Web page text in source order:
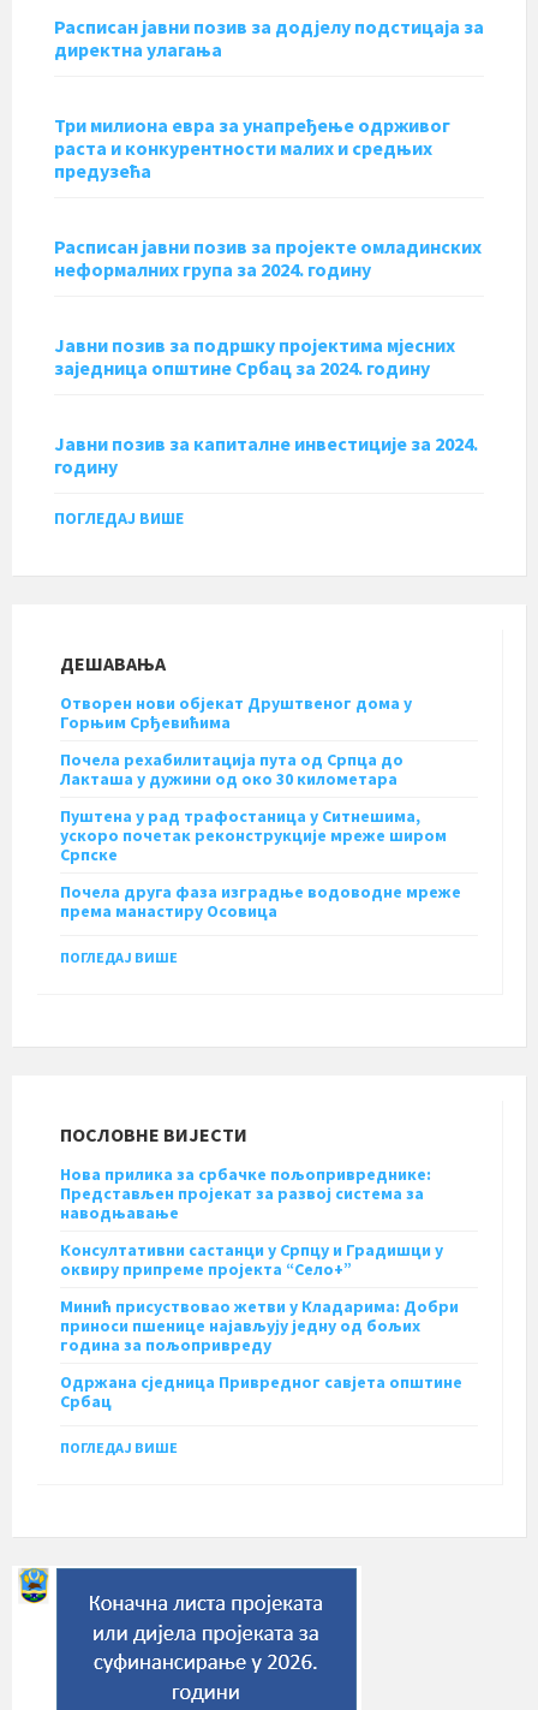
Расписан јавни позив за додјелу подстицаја за
директна улагања
Три милиона евра за унапређење одрживог
раста и конкурентности малих и средњих
предузећа
Расписан јавни позив за пројекте омладинских
неформалних група за 2024. годину
Јавни позив за подршку пројектима мјесних
заједница општине Србац за 2024. годину
Јавни позив за капиталне инвестиције за 2024.
годину
ПОГЛЕДАЈ ВИШЕ
ДЕШАВАЊА
Отворен нови објекат Друштвеног дома у
Горњим Срђевићима
Почела рехабилитација пута од Српца до
Лакташа у дужини од око 30 километара
Пуштена у рад трафостаница у Ситнешима,
ускоро почетак реконструкције мреже широм
Српске
Почела друга фаза изградње водоводне мреже
према манастиру Осовица
ПОГЛЕДАЈ ВИШЕ
ПОСЛОВНЕ ВИЈЕСТИ
Нова прилика за србачке пољопривреднике:
Представљен пројекат за развој система за
наводњавање
Консултативни састанци у Српцу и Градишци у
оквиру припреме пројекта “Село+”
Минић присуствовао жетви у Кладарима: Добри
приноси пшенице најављују једну од бољих
година за пољопривреду
Одржана сједница Привредног савјета општине
Србац
ПОГЛЕДАЈ ВИШЕ